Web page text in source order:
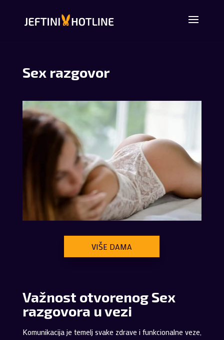
Sex razgovor
VIŠE DAMA
Važnost otvorenog Sex
razgovora u vezi
Komunikacija je temelj svake zdrave i funkcionalne veze,